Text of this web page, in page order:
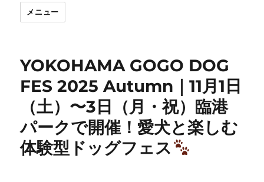
メニュー
YOKOHAMA GOGO DOG
FES 2025 Autumn｜11月1日
（土）〜3日（月・祝）臨港
パークで開催！愛犬と楽しむ
体験型ドッグフェス